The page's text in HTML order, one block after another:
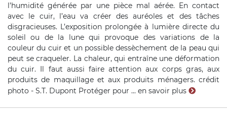
l’humidité générée par une pièce mal aérée. En contact
avec le cuir, l’eau va créer des auréoles et des tâches
disgracieuses. L’exposition prolongée à lumière directe du
soleil ou de la lune qui provoque des variations de la
couleur du cuir et un possible dessèchement de la peau qui
peut se craqueler. La chaleur, qui entraîne une déformation
du cuir. Il faut aussi faire attention aux corps gras, aux
produits de maquillage et aux produits ménagers. crédit
photo - S.T. Dupont Protéger pour ... en savoir plus